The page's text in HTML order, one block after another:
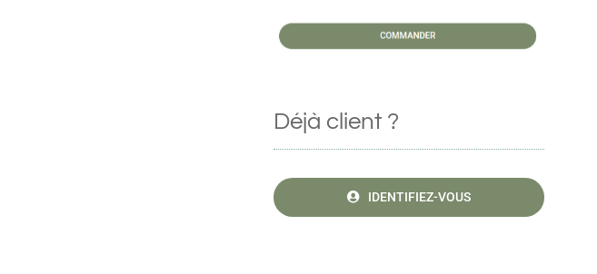
Déjà client ?
IDENTIFIEZ-VOUS